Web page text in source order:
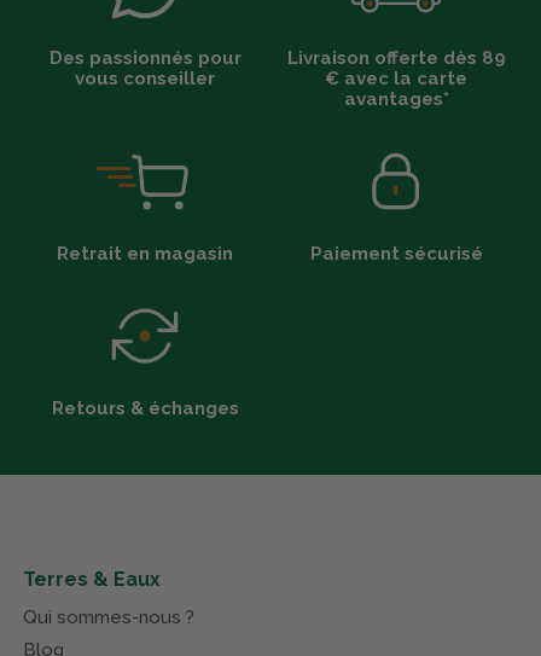
Des passionnés pour
vous conseiller
Livraison offerte dès 89
€ avec la carte
avantages*
Retrait en magasin Paiement sécurisé
Retours & échanges
Terres & Eaux
Qui sommes-nous ?
Blog